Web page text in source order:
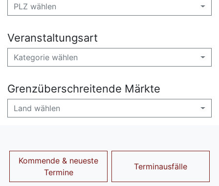
PLZ wählen
Veranstaltungsart
Kategorie wählen
Grenzüberschreitende Märkte
Land wählen
Kommende & neueste
Termine
Terminausfälle